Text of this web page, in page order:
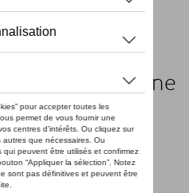
>Confort et protection
Arrière, R-Line